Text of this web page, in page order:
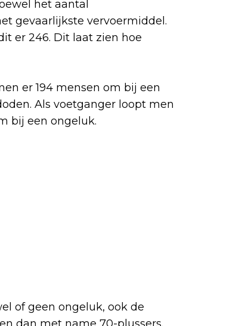
het aantal
gevaarlijkste vervoermiddel.
er 246. Dit laat zien hoe
er 194 mensen om bij een
Als voetganger loopt men
bij een ongeluk.
of geen ongeluk, ook de